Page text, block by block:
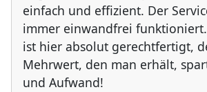
einfach und effizient. Der
immer einwandfrei funktioniert.
ist hier absolut gerechtfertigt,
Mehrwert, den man erhält,
und Aufwand!